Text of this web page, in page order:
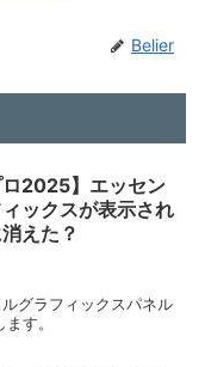
Belier
ロ2025】エッセン
ックスが表示され
えた？
グラフィックスパネル
す。